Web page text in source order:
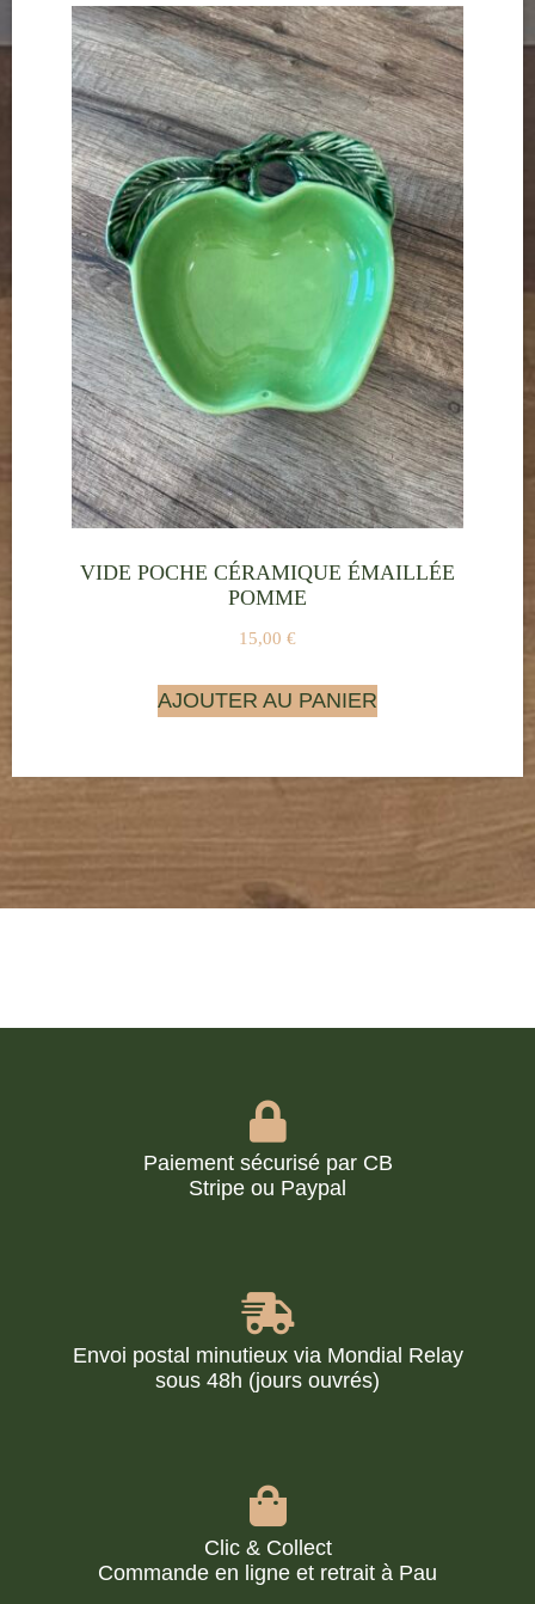
VIDE POCHE CÉRAMIQUE ÉMAILLÉE
POMME
15,00 €
AJOUTER AU PANIER
Paiement sécurisé par CB
Stripe ou Paypal
Envoi postal minutieux via Mondial Relay
sous 48h (jours ouvrés)
Clic & Collect
Commande en ligne et retrait à Pau